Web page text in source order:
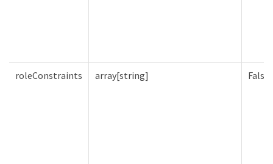
roleConstraints array[string] Falso